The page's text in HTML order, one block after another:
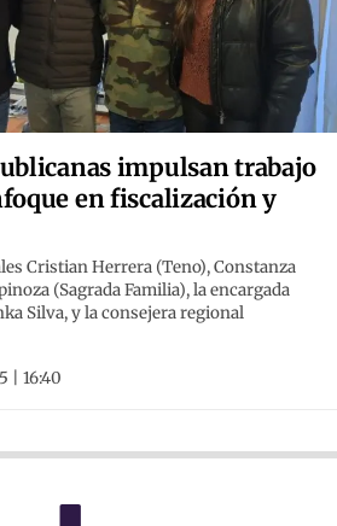
impulsan trabajo
en fiscalización y
Cristian Herrera (Teno), Constanza
(Sagrada Familia), la encargada
Silva, y la consejera regional
| 16:40